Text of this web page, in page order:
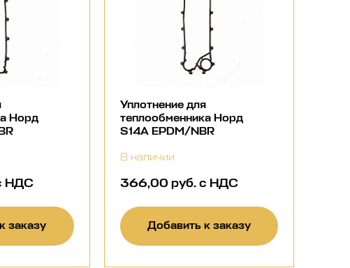
Норд
НДС
заказу
Уплотнение для
теплообменника Норд
S14A EPDM/NBR
В наличии
366,00 руб. с НДС
Добавить к заказу